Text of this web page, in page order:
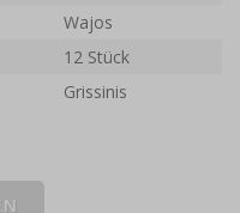
Wajos
12 Stück
Grissinis